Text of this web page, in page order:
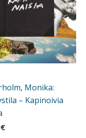
Monika:
– Kapinoivia
€